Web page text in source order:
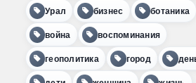
Урал бизнес ботаника
война воспоминания
геополитика город